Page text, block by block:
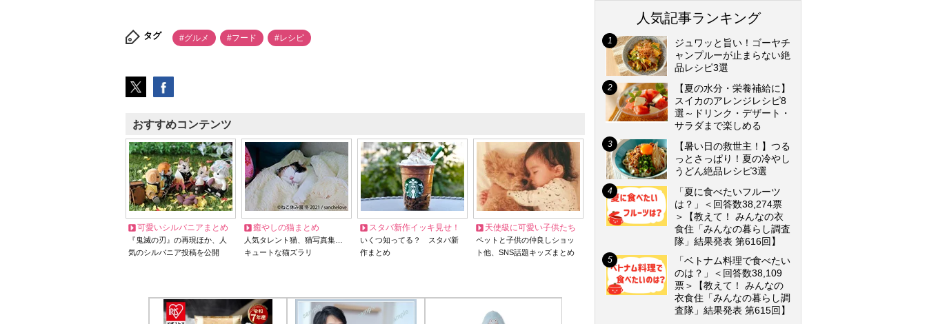
タグ #グルメ #フード #レシピ
おすすめコンテンツ
可愛いシルバニアまとめ
『鬼滅の刃』の再現ほか、人
気のシルバニア投稿を公開
癒やしの猫まとめ
人気タレント猫、猫写真集…
キュートな猫ズラリ
スタバ新作イッキ見せ！
いくつ知ってる？ スタバ新
作まとめ
天使級に可愛い子供たち
ペットと子供の仲良しショッ
ト他、SNS話題キッズまとめ
人気記事ランキング
ジュワッと旨い！ゴーヤチ
ャンプルーが止まらない絶
品レシピ3選
【夏の水分・栄養補給に】
スイカのアレンジレシピ8
選～ドリンク・デザート・
サラダまで楽しめる
【暑い日の救世主！】つる
っとさっぱり！夏の冷やし
うどん絶品レシピ3選
「夏に食べたいフルーツ
は？」＜回答数38,274票
＞【教えて！ みんなの衣
食住「みんなの暮らし調査
隊」結果発表 第616回】
「ベトナム料理で食べたい
のは？」＜回答数38,109
票＞【教えて！ みんなの
衣食住「みんなの暮らし調
査隊」結果発表 第615回】